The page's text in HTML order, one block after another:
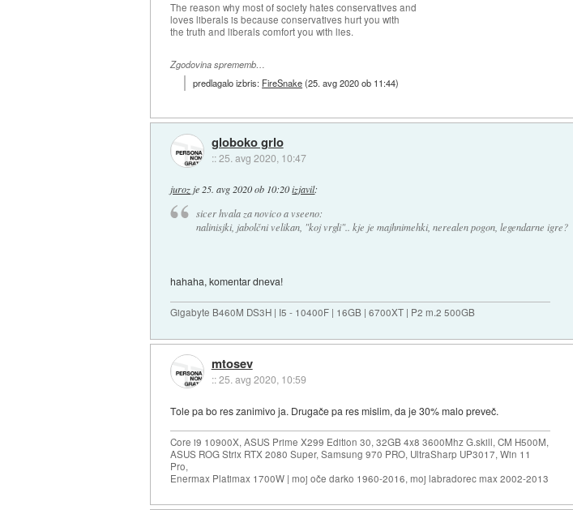
The reason why most of society hates conservatives and
loves liberals is because conservatives hurt you with
the truth and liberals comfort you with lies.
Zgodovina sprememb…
predlagalo izbris: FireSnake(25. avg 2020 ob 11:44)
globoko grlo
::25. avg 2020, 10:47
juroz je 25. avg 2020 ob 10:20 izjavil:
sicer hvala za novico a vseeno:
nalinisjki, jabolčni velikan, "koj vrgli".. kje je majhnimehki, nerealen pogon, legendarne igre?
hahaha, komentar dneva!
Gigabyte B460M DS3H | I5 - 10400F | 16GB | 6700XT | P2 m.2 500GB
mtosev
::25. avg 2020, 10:59
Tole pa bo res zanimivo ja. Drugače pa res mislim, da je 30% malo preveč.
Core i9 10900X, ASUS Prime X299 Edition 30, 32GB 4x8 3600Mhz G.skill, CM H500M,
ASUS ROG Strix RTX 2080 Super, Samsung 970 PRO, UltraSharp UP3017, Win 11
Pro,
Enermax Platimax 1700W | moj oče darko 1960-2016, moj labradorec max 2002-2013